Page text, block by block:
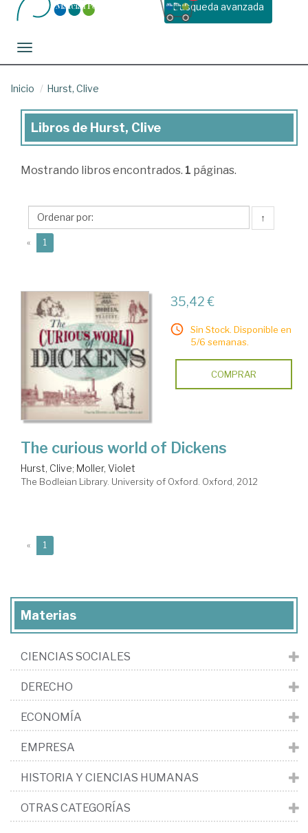
Busqueda avanzada
Toggle navigation
Inicio Hurst, Clive
Libros
Hurst,
Libros de Hurst, Clive
Mostrando libros encontrados. 1 páginas.
↑
« 1
35,42 €
Sin Stock. Disponible en
5/6 semanas.
COMPRAR
The curious world of Dickens
Hurst, Clive; Moller, Violet
The Bodleian Library. University of Oxford. Oxford, 2012
« 1
Materias
CIENCIAS SOCIALES
DERECHO
ECONOMÍA
EMPRESA
HISTORIA Y CIENCIAS HUMANAS
OTRAS CATEGORÍAS